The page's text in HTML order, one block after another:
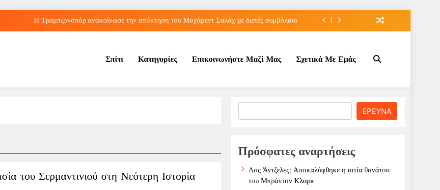
Η Τραμπζονσπόρ ανακοίνωσε την απόκτηση του Μοχάμεντ Σαλάχ με διετές συμβόλαιο
Τορόντο: Αποκλεισμός για τη Σάκκαρη από την Γκοφ στον τρίτο γύρο
Η Τραμπζονσπόρ ανακοίνωσε την απόκτηση του Μοχάμεντ Σαλάχ με διετές συμβόλαιο
Ελληνικές διακρίσεις στο Παγκόσμιο Κ20: Πέμπτη θέση για τον Τζαμτζή, πρόκριση για τη Ρούσσου
Σπίτι Κατηγορίες Επικοινωνήστε Μαζί Μας Σχετικά Με Εμάς
του Σερμαντινιού στη Νεότερη Ιστορία
ΕΡΕΥΝΑ
Πρόσφατες αναρτήσεις
Λος Άντζελες: Αποκαλύφθηκε η αιτία θανάτου
του Μπράντον Κλαρκ